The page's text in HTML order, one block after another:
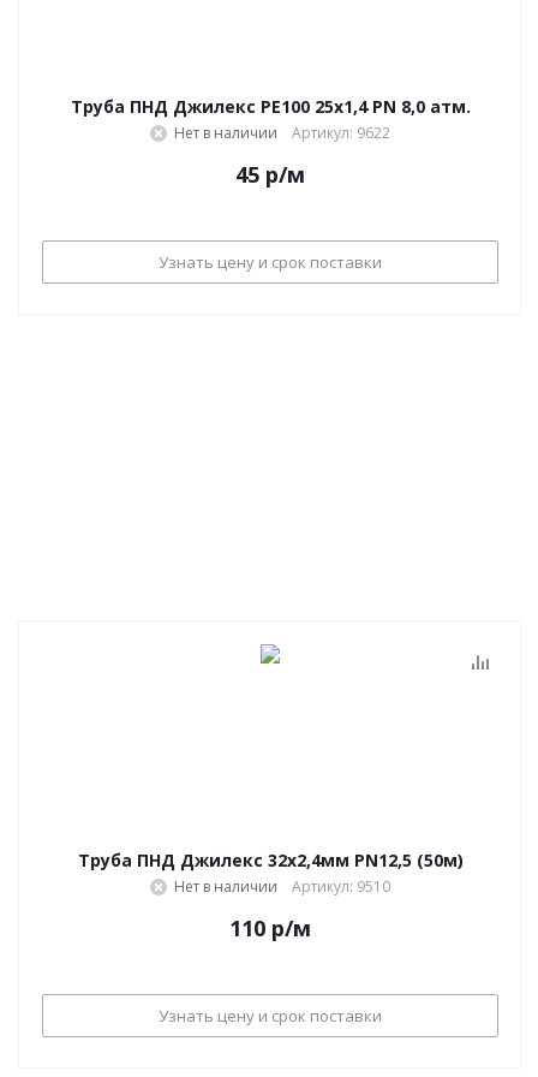
Труба ПНД Джилекс PE100 25х1,4 PN 8,0 атм.
Нет в наличии Артикул: 9622
45 р/м
Узнать цену и срок поставки
Труба ПНД Джилекс 32х2,4мм PN12,5 (50м)
Нет в наличии Артикул: 9510
110 р/м
Узнать цену и срок поставки